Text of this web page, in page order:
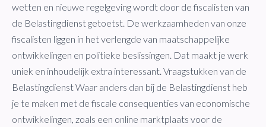
wetten en nieuwe regelgeving wordt door de fiscalisten van
de Belastingdienst getoetst. De werkzaamheden van onze
fiscalisten liggen in het verlengde van maatschappelijke
ontwikkelingen en politieke beslissingen. Dat maakt je werk
uniek en inhoudelijk extra interessant. Vraagstukken van de
Belastingdienst Waar anders dan bij de Belastingdienst heb
je te maken met de fiscale consequenties van economische
ontwikkelingen, zoals een online marktplaats voor de